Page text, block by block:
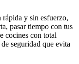
rápida y sin esfuerzo,
pasar tiempo con tus
cocines con total
seguridad que evita